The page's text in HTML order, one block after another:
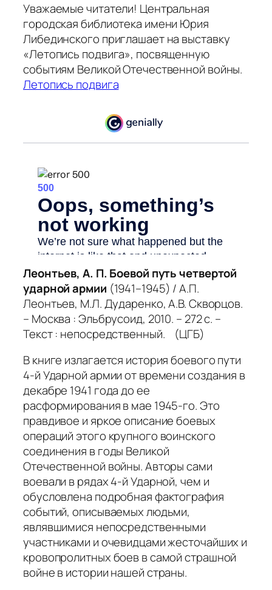
Уважаемые читатели! Центральная
городская библиотека имени Юрия
Либединского приглашает на выставку
«Летопись подвига», посвященную
событиям Великой Отечественной войны.
Летопись подвига
Леонтьев, А. П. Боевой путь четвертой
ударной армии (1941–1945) / А.П.
Леонтьев, М.Л. Дударенко, А.В. Скворцов.
– Москва : Эльбрусоид, 2010. – 272 с. –
Текст : непосредственный. (ЦГБ)
В книге излагается история боевого пути
4-й Ударной армии от времени создания в
декабре 1941 года до ее
расформирования в мае 1945-го. Это
правдивое и яркое описание боевых
операций этого крупного воинского
соединения в годы Великой
Отечественной войны. Авторы сами
воевали в рядах 4-й Ударной, чем и
обусловлена подробная фактография
событий, описываемых людьми,
являвшимися непосредственными
участниками и очевидцами жесточайших и
кровопролитных боев в самой страшной
войне в истории нашей страны.